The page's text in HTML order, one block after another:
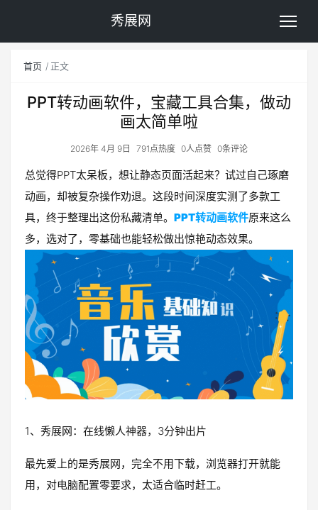
秀展网
首页 正文
PPT转动画软件，宝藏工具合集，做动
画太简单啦
2026年 4月 9日 791点热度 0人点赞 0条评论
总觉得PPT太呆板，想让静态页面活起来？试过自己琢磨
动画，却被复杂操作劝退。这段时间深度实测了多款工
具，终于整理出这份私藏清单。 PPT转动画软件原来这么
多，选对了，零基础也能轻松做出惊艳动态效果。
1、秀展网：在线懒人神器，3分钟出片
最先爱上的是秀展网，完全不用下载，浏览器打开就能
用，对电脑配置零要求，太适合临时赶工。